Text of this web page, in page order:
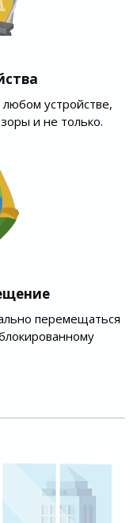
устройстве,
и не только.
перемещаться